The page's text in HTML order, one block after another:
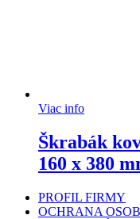
Viac info
Škrabák
160 x 380
PROFIL FIRMY
OCHRANA